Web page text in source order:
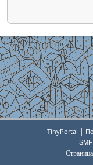
TinyPortal |